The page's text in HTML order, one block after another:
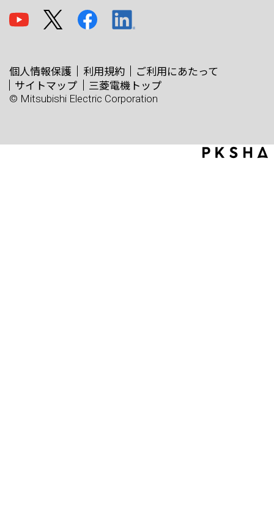
個人情報保護 利用規約
ご利用にあたって
サイトマップ
三菱電機トップ
© Mitsubishi Electric Corporation